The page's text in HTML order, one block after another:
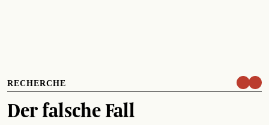
RECHERCHE
Der falsche Fall